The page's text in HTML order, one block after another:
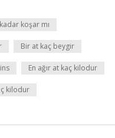
koşar mı
Bir at kaç beygir
En ağır at kaç kilodur
kilodur